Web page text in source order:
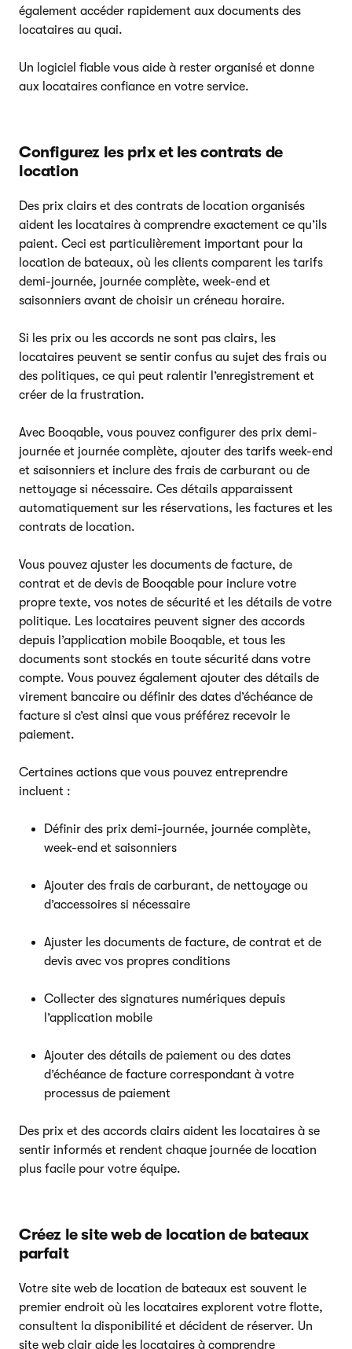
également accéder rapidement aux documents des
locataires au quai.
Un logiciel fiable vous aide à rester organisé et donne
aux locataires confiance en votre service.
Configurez les prix et les contrats de
location
Des prix clairs et des contrats de location organisés
aident les locataires à comprendre exactement ce qu’ils
paient. Ceci est particulièrement important pour la
location de bateaux, où les clients comparent les tarifs
demi-journée, journée complète, week-end et
saisonniers avant de choisir un créneau horaire.
Si les prix ou les accords ne sont pas clairs, les
locataires peuvent se sentir confus au sujet des frais ou
des politiques, ce qui peut ralentir l’enregistrement et
créer de la frustration.
Avec Booqable, vous pouvez configurer des prix demi-
journée et journée complète, ajouter des tarifs week-end
et saisonniers et inclure des frais de carburant ou de
nettoyage si nécessaire. Ces détails apparaissent
automatiquement sur les réservations, les factures et les
contrats de location.
Vous pouvez ajuster les documents de facture, de
contrat et de devis de Booqable pour inclure votre
propre texte, vos notes de sécurité et les détails de votre
politique. Les locataires peuvent signer des accords
depuis l’application mobile Booqable, et tous les
documents sont stockés en toute sécurité dans votre
compte. Vous pouvez également ajouter des détails de
virement bancaire ou définir des dates d’échéance de
facture si c’est ainsi que vous préférez recevoir le
paiement.
Certaines actions que vous pouvez entreprendre
incluent :
Définir des prix demi-journée, journée complète,
week-end et saisonniers
Ajouter des frais de carburant, de nettoyage ou
d’accessoires si nécessaire
Ajuster les documents de facture, de contrat et de
devis avec vos propres conditions
Collecter des signatures numériques depuis
l’application mobile
Ajouter des détails de paiement ou des dates
d’échéance de facture correspondant à votre
processus de paiement
Des prix et des accords clairs aident les locataires à se
sentir informés et rendent chaque journée de location
plus facile pour votre équipe.
Créez le site web de location de bateaux
parfait
Votre site web de location de bateaux est souvent le
premier endroit où les locataires explorent votre flotte,
consultent la disponibilité et décident de réserver. Un
site web clair aide les locataires à comprendre